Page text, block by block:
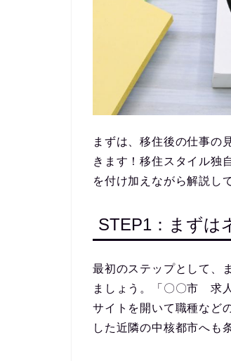
まずは、移住後の仕事の
きます！移住スタイル独
を付け加えながら解説し
STEP1：まずは
最初のステップとして、
ましょう。「〇〇市 求
サイトを開いて職種など
した近隣の中核都市へも